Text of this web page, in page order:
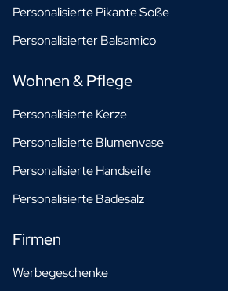
Personalisierte Pikante Soße
Personalisierter Balsamico
Wohnen & Pflege
Personalisierte Kerze
Personalisierte Blumenvase
Personalisierte Handseife
Personalisierte Badesalz
Firmen
Werbegeschenke